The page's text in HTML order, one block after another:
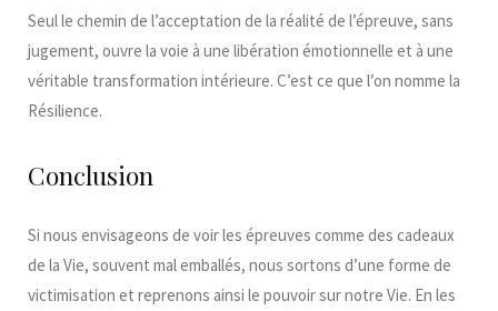
Seul le chemin de l’acceptation de la réalité de l’épreuve, sans
jugement, ouvre la voie à une libération émotionnelle et à une
véritable transformation intérieure.​ C’est ce que l’on nomme la
Résilience.
Conclusion
Si nous envisageons de voir les épreuves comme des cadeaux
de la Vie, souvent mal emballés, nous sortons d’une forme de
victimisation et reprenons ainsi le pouvoir sur notre Vie. En les